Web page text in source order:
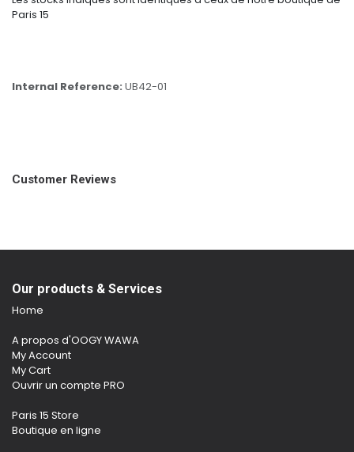
Paris 15
Internal Reference: UB42-01
Customer Reviews
Our products & Services
Home
A propos d'OOGY WAWA
My Account
My Cart
Ouvrir un compte PRO
Paris 15 Store
Boutique en ligne